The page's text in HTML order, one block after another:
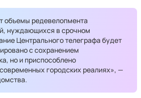
объемы редевелопмента
нуждающихся в срочном
Центрального телеграфа будет
с сохранением
но и приспособлено
городских реалиях», —